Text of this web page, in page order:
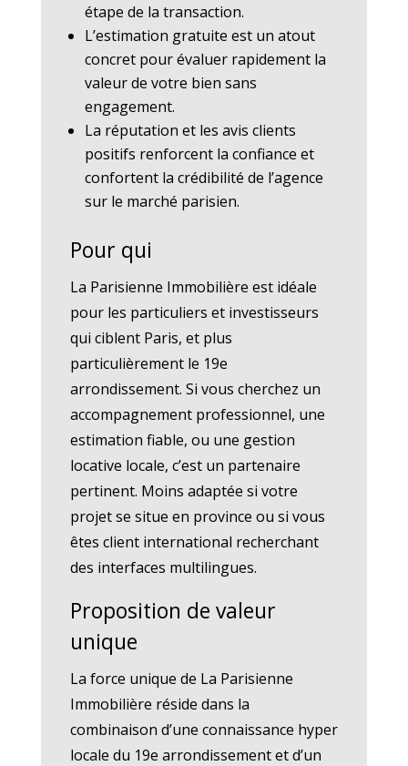
étape de la transaction.
L’estimation gratuite est un atout
concret pour évaluer rapidement la
valeur de votre bien sans
engagement.
La réputation et les avis clients
positifs renforcent la confiance et
confortent la crédibilité de l’agence
sur le marché parisien.
Pour qui
La Parisienne Immobilière est idéale
pour les particuliers et investisseurs
qui ciblent Paris, et plus
particulièrement le 19e
arrondissement. Si vous cherchez un
accompagnement professionnel, une
estimation fiable, ou une gestion
locative locale, c’est un partenaire
pertinent. Moins adaptée si votre
projet se situe en province ou si vous
êtes client international recherchant
des interfaces multilingues.
Proposition de valeur
unique
La force unique de La Parisienne
Immobilière réside dans la
combinaison d’une connaissance hyper
locale du 19e arrondissement et d’un